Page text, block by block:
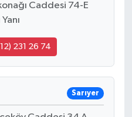
Caddesi 74-E
231 26 74
Sarıyer